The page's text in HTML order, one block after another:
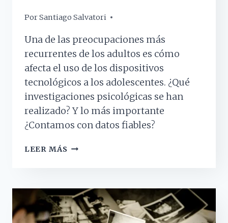
PorSantiago Salvatori
6 febrero, 2020
Una de las preocupaciones más
recurrentes de los adultos es cómo
afecta el uso de los dispositivos
tecnológicos a los adolescentes. ¿Qué
investigaciones psicológicas se han
realizado? Y lo más importante
¿Contamos con datos fiables?
LEER MÁS ¿CÓMO
EFECTO
DE
LOS